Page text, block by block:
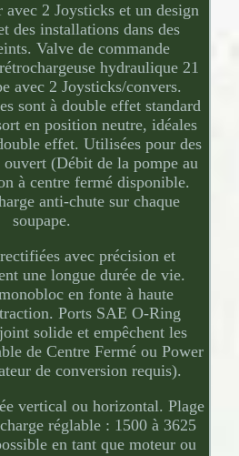
avec 2 Joysticks et un design
des installations dans des
Valve de commande
hydraulique 21
avec 2 Joysticks/convers.
sont à double effet standard
en position neutre, idéales
effet. Utilisées pour des
ouvert (Débit de la pompe au
à centre fermé disponible.
anti-chute sur chaque
soupape.
avec précision et
une longue durée de vie.
en fonte à haute
Ports SAE O-Ring
solide et empêchent les
de Centre Fermé ou Power
de conversion requis).
vertical ou horizontal. Plage
réglable : 1500 à 3625
en tant que moteur ou